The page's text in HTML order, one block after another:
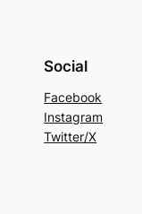
Social
Facebook
Instagram
Twitter/X